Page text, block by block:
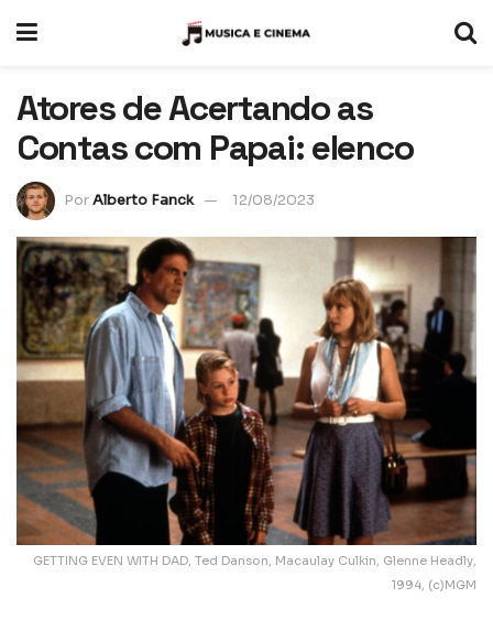
Atores de Acertando as
Contas com Papai: elenco
PorAlberto Fanck 12/08/2023
GETTING EVEN WITH DAD, Ted Danson, Macaulay Culkin, Glenne Headly,
1994, (c)MGM